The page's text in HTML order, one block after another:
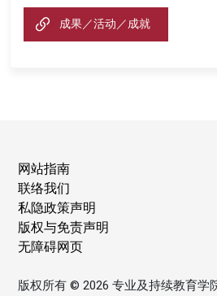
成果／活动／成就
网站指南
联络我们
私隐政策声明
版权与免责声明
无障碍网页
版权所有 © 2026 专业及持续教育学